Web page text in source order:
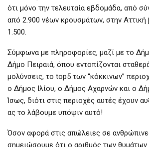
ότι μόνο την τελευταία εβδομάδα, από
από 2.900 νέων κρουσμάτων, στην Αττική
1.500.
Σύμφωνα με πληροφορίες, μαζί με το
Δήμο Πειραιά, όπου εντοπίζονται
μολύνσεις, το top5 των “κόκκινων”
ο Δήμος Ιλίου, ο Δήμος Αχαρνών και ο
Ίσως, διότι στις περιοχές αυτές έχουν
ας το λάβουμε υπόψιν αυτό!
Όσον αφορά στις απώλειες σε
σημειώσουμε ότι ο αριθμός των θυμάτων